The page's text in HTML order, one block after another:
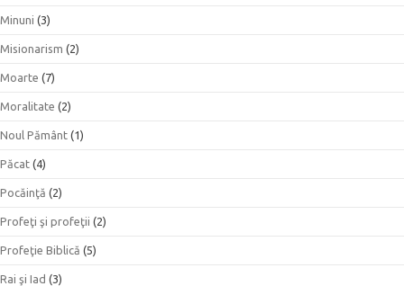
Minuni (3)
Misionarism (2)
Moarte (7)
Moralitate (2)
Noul Pământ (1)
Păcat (4)
Pocăinţă (2)
Profeţi şi profeţii (2)
Profeţie Biblică (5)
Rai şi Iad (3)